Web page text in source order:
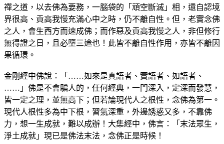
禪之道，以去佛為要務，一腦袋的「頑空斷滅」相，還自認境
界很高、貢高我慢充滿心中之時，仍不離自性。但，老實念佛
之人，會生西方而速成佛；而作惡及貢高我慢之人，非但修行
無得證之日，且必墮三途也！此皆不離自性作用，亦皆不離因
果循環。
金剛經中佛說：「……如來是真語者、實語者、如語者、
……」佛是不會騙人的，任何經典，一門深入，定深而發慧，
皆一定之理，並無高下；但若論現代人之根性，念佛為第一。
現代人根性多為中下根，習氣深重，外邊誘惑又多，不靠佛
力，想一生成就，難以成辦！大集經中，佛言：「末法眾生，
淨土成就」現已是佛法末法，念佛正是時候！